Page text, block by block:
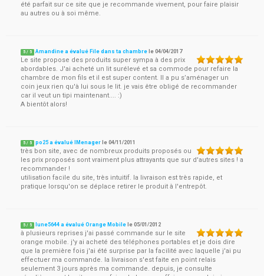
été parfait sur ce site que je recommande vivement, pour faire plaisir
au autres ou à soi même.
5 / 5 Amandine a évalué File dans ta chambre le04/04/2017
Le site propose des produits super sympa à des prix
abordables. J'ai acheté un lit surélevé et sa commode pour refaire la
chambre de mon fils et il est super content. Il a pu s’aménager un
coin jeux rien qu'à lui sous le lit. je vais être obligé de recommander
car il veut un tipi maintenant.... :)
A bientôt alors!
5 / 5 po25 a évalué IMenager le04/11/2011
très bon site, avec de nombreux produits proposés ou
les prix proposés sont vraiment plus attrayants que sur d'autres sites ! a
recommander !
utilisation facile du site, très intuitif. la livraison est très rapide, et
pratique lorsqu'on se déplace retirer le produit à l'entrepôt.
5 / 5 lune5644 a évalué Orange Mobile le05/01/2012
à plusieurs reprises j'ai passé commande sur le site
orange mobile. j'y ai acheté des téléphones portables et je dois dire
que la première fois j'ai été surprise par la facilité avec laquelle j'ai pu
effectuer ma commande. la livraison s'est faite en point relais
seulement 3 jours après ma commande. depuis, je consulte